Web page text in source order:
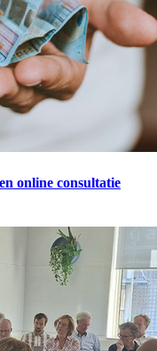
online consultatie